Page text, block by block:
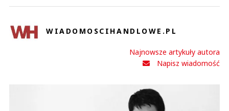
WIADOMOSCIHANDLOWE.PL
Najnowsze artykuły autora
Napisz wiadomość